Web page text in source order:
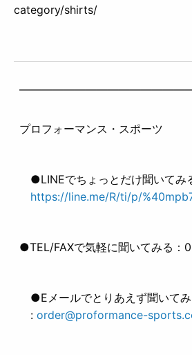
category/shirts/
プロフォーマンス・スポーツ
●LINEでちょっとだけ聞いてみ
https://line.me/R/ti/p/
●TEL/FAXで気軽に聞いてみる
●Eメールでとりあえず聞いて
: order@proformance-